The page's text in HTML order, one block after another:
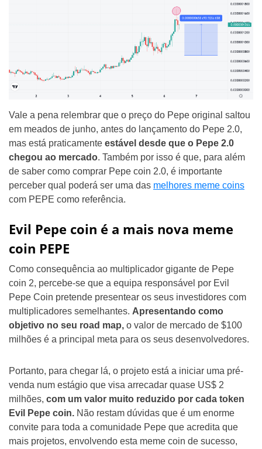
Vale a pena relembrar que o preço do Pepe original saltou
em meados de junho, antes do lançamento do Pepe 2.0,
mas está praticamente estável desde que o Pepe 2.0
chegou ao mercado. Também por isso é que, para além
de saber como comprar Pepe coin 2.0, é importante
perceber qual poderá ser uma das melhores meme coins
com PEPE como referência.
Evil Pepe coin é a mais nova meme
coin PEPE
Como consequência ao multiplicador gigante de Pepe
coin 2, percebe-se que a equipa responsável por Evil
Pepe Coin pretende presentear os seus investidores com
multiplicadores semelhantes. Apresentando como
objetivo no seu road map, o valor de mercado de $100
milhões é a principal meta para os seus desenvolvedores.
Portanto, para chegar lá, o projeto está a iniciar uma pré-
venda num estágio que visa arrecadar quase US$ 2
milhões, com um valor muito reduzido por cada token
Evil Pepe coin. Não restam dúvidas que é um enorme
convite para toda a comunidade Pepe que acredita que
mais projetos, envolvendo esta meme coin de sucesso,